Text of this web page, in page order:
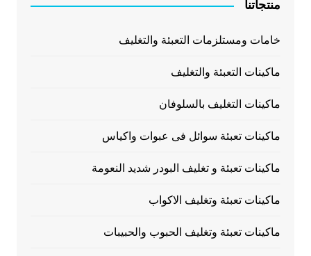
منتجاتنا
خامات ومستلزمات التعبئة والتغليف
ماكينات التعبئة والتغليف
ماكينات التغليف بالسلوفان
ماكينات تعبئة سوائل فى عبوات واكياس
ماكينات تعبئة و تغليف البودر شديد النعومة
ماكينات تعبئة وتغليف الاكواب
ماكينات تعبئة وتغليف الحبوب والحبيبات